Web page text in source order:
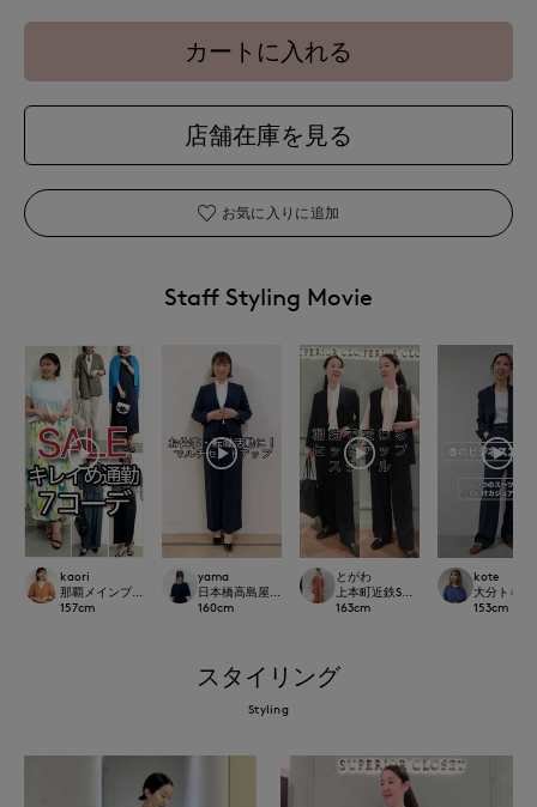
カートに入れる
店舗在庫を見る
お気に入りに追加
Staff Styling Movie
kaori
那覇メインプレイスI.T.'S.international
157cm
yama
日本橋高島屋SC SUPERIOR CLOSET
160cm
とがわ
上本町近鉄SUPERIORCLOSET
163cm
kote
大分トキハ
153cm
スタイリング
Styling